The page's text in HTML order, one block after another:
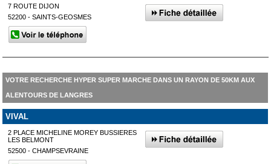
7 ROUTE DIJON
52200 - SAINTS-GEOSMES
VOTRE RECHERCHE HYPER SUPER MARCHE DANS UN RAYON DE 50KM AUX
ALENTOURS DE LANGRES
VIVAL
2 PLACE MICHELINE MOREY BUSSIERES
LES BELMONT
52500 - CHAMPSEVRAINE